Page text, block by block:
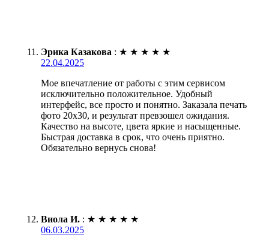
Эрика Казакова : ★ ★ ★ ★ ★
22.04.2025
Мое впечатление от работы с этим сервисом
исключительно положительное. Удобный
интерфейс, все просто и понятно. Заказала печать
фото 20х30, и результат превзошел ожидания.
Качество на высоте, цвета яркие и насыщенные.
Быстрая доставка в срок, что очень приятно.
Обязательно вернусь снова!
Виола И. : ★ ★ ★ ★ ★
06.03.2025